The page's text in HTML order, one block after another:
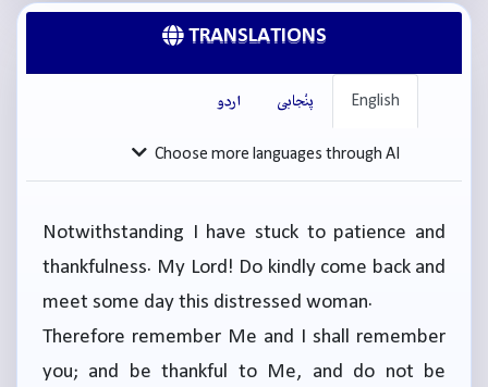
TRANSLATIONS
English پنْجابی اردو
Choose more languages through AI
Notwithstanding I have stuck to patience and
thankfulness. My Lord! Do kindly come back and
meet some day this distressed woman.
Therefore remember Me and I shall remember
you; and be thankful to Me, and do not be